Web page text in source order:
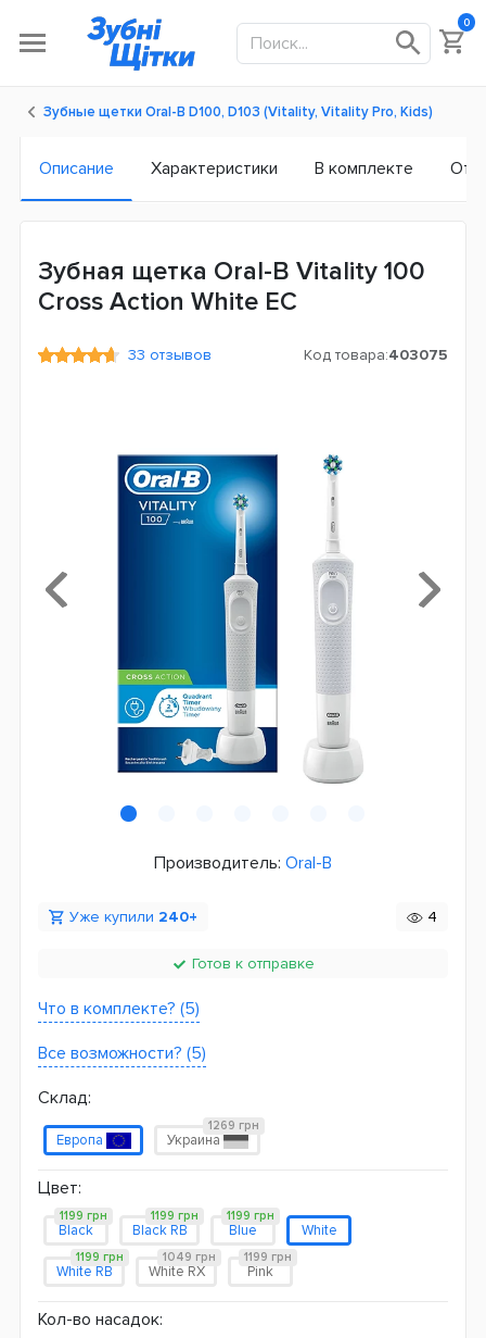
0
Зубные щетки Oral-B D100, D103 (Vitality, Vitality Pro, Kids)
Описание Характеристики В комплекте
Зубная щетка Oral-B Vitality 100
Cross Action White ЕС
33 отзывов Код товара:403075
Производитель: Oral-B
Уже купили 240+ 4
Готов к отправке
Что в комплекте? (5)
Все возможности? (5)
Склад:
Европа Украина
1269 грн
Цвет:
Black
1199 грн
Black RB
1199 грн
Blue
1199 грн
White
White RB
1199 грн
White RX
1049 грн
Pink
1199 грн
Кол-во насадок: